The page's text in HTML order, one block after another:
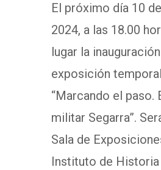
El próximo día 10
2024, a las 18.00
lugar la
exposición temporal
“Marcando el paso.
militar Segarra”.
Sala de
Instituto de Historia